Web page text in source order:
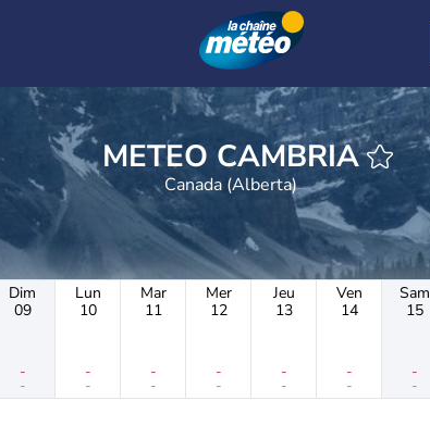
METEO CAMBRIA
Canada (Alberta)
Dim
09
-
-
Lun
10
-
-
Mar
11
-
-
Mer
12
-
-
Jeu
13
-
-
Ven
14
-
-
Sam
15
-
-